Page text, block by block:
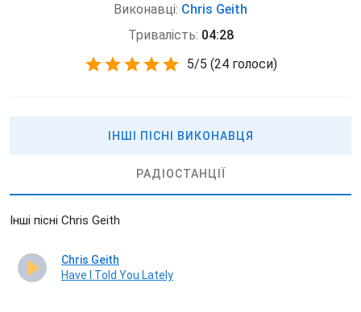
Виконавці: Chris Geith
Тривалість: 04:28
5/5 (24 голоси)
ІНШІ ПІСНІ ВИКОНАВЦЯ
РАДІОСТАНЦІЇ
Інші пісні Chris Geith
Chris Geith
Have I Told You Lately